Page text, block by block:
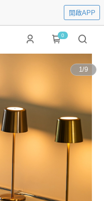
開啟APP
0
1/9